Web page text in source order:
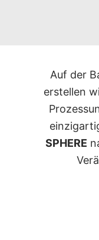
Auf der
erstellen
SPHERE